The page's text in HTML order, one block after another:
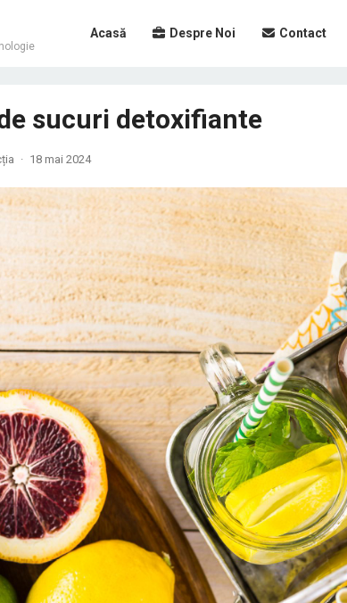
Acasă Despre Noi Contact
sucuri detoxifiante
· 18 mai 2024